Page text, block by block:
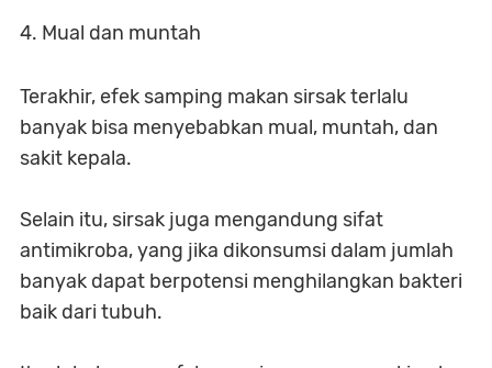
4. Mual dan muntah
Terakhir, efek samping makan sirsak terlalu
banyak bisa menyebabkan mual, muntah, dan
sakit kepala.
Selain itu, sirsak juga mengandung sifat
antimikroba, yang jika dikonsumsi dalam jumlah
banyak dapat berpotensi menghilangkan bakteri
baik dari tubuh.